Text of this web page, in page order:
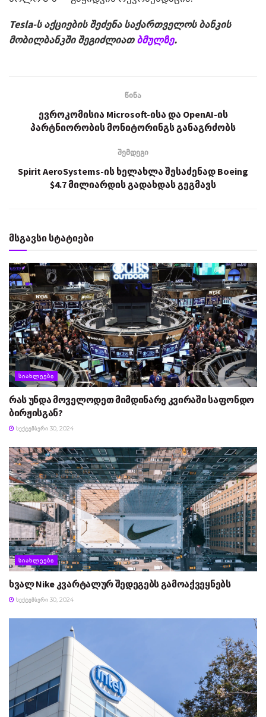
Tesla-ს აქციების შეძენა საქართველოს ბანკის
მობილბანკში შეგიძლიათბმულზე.
წინა
ევროკომისია Microsoft-ისა და OpenAI-ის
პარტნიორობის მონიტორინგს განაგრძობს
შემდეგი
Spirit AeroSystems-ის ხელახლა შესაძენად Boeing
$4.7 მილიარდის გადახდას გეგმავს
მსგავსი სტატიები
ᲡᲘᲐᲮᲚᲔᲔᲑᲘ
რას უნდა მოველოდეთ მიმდინარე კვირაში საფონდო
ბირჟისგან?
ᲡᲔᲥᲢᲔᲛᲑᲔᲠᲘ 30, 2024
ᲡᲘᲐᲮᲚᲔᲔᲑᲘ
ხვალ Nike კვარტალურ შედეგებს გამოაქვეყნებს
ᲡᲔᲥᲢᲔᲛᲑᲔᲠᲘ 30, 2024